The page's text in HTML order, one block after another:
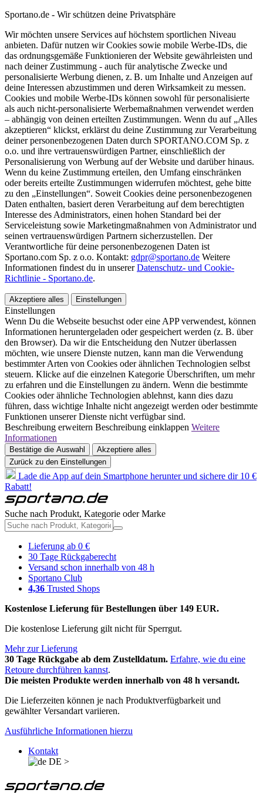
Sportano.de - Wir schützen deine Privatsphäre
Wir möchten unsere Services auf höchstem sportlichen Niveau
anbieten. Dafür nutzen wir Cookies sowie mobile Werbe-IDs, die
das ordnungsgemäße Funktionieren der Website gewährleisten und
nach deiner Zustimmung - auch für analytische Zwecke und
personalisierte Werbung dienen, z. B. um Inhalte und Anzeigen auf
deine Interessen abzustimmen und deren Wirksamkeit zu messen.
Cookies und mobile Werbe-IDs können sowohl für personalisierte
als auch nicht-personalisierte Werbemaßnahmen verwendet werden
– abhängig von deinen erteilten Zustimmungen. Wenn du auf „Alles
akzeptieren“ klickst, erklärst du deine Zustimmung zur Verarbeitung
deiner personenbezogenen Daten durch SPORTANO.COM Sp. z
o.o. und ihre vertrauenswürdigen Partner, einschließlich der
Personalisierung von Werbung auf der Website und darüber hinaus.
Wenn du keine Zustimmung erteilen, den Umfang einschränken
oder bereits erteilte Zustimmungen widerrufen möchtest, gehe bitte
zu den „Einstellungen“. Soweit Cookies deine personenbezogenen
Daten enthalten, basiert deren Verarbeitung auf dem berechtigten
Interesse des Administrators, einen hohen Standard bei der
Serviceleistung sowie Marketingmaßnahmen von Administrator und
seinen vertrauenswürdigen Partnern sicherzustellen. Der
Verantwortliche für deine personenbezogenen Daten ist
Sportano.com Sp. z o.o. Kontakt: gdpr@sportano.de Weitere
Informationen findest du in unsererDatenschutz- und Cookie-
Richtlinie - Sportano.de.
Akzeptiere alles Einstellungen
Einstellungen
Wenn Du die Webseite besuchst oder eine APP verwendest, können
Informationen heruntergeladen oder gespeichert werden (z. B. über
den Browser). Da wir die Entscheidung den Nutzer überlassen
möchten, wie unsere Dienste nutzen, kann man die Verwendung
bestimmter Arten von Cookies oder ähnlichen Technologien selbst
steuern. Klicke auf die einzelnen Kategorie Überschriften, um mehr
zu erfahren und die Einstellungen zu ändern. Wenn die bestimmte
Cookies oder ähnliche Technologien ablehnst, kann dies dazu
führen, dass wichtige Inhalte nicht angezeigt werden oder bestimmte
Funktionen unserer Dienste nicht verfügbar sind.
Beschreibung erweitern Beschreibung einklappen Weitere
Informationen
Bestätige die Auswahl
Akzeptiere alles
Zurück zu den Einstellungen
Lade die App auf dein Smartphone herunter und sichere dir 10 €
Rabatt!
Suche nach Produkt, Kategorie oder Marke
Lieferung ab 0 €
30 Tage Rückgaberecht
Versand schon innerhalb von 48 h
Sportano Club
4,36 Trusted Shops
Kostenlose Lieferung für Bestellungen über 149 EUR.
Die kostenlose Lieferung gilt nicht für Sperrgut.
Mehr zur Lieferung
30 Tage Rückgabe ab dem Zustelldatum. Erfahre, wie du eine
Retoure durchführen kannst.
Die meisten Produkte werden innerhalb von 48 h versandt.
Die Lieferzeiten können je nach Produktverfügbarkeit und
gewählter Versandart variieren.
Ausführliche Informationen hierzu
Kontakt
DE >